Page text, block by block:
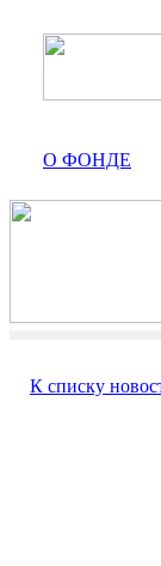
О ФОНДЕ
К списку